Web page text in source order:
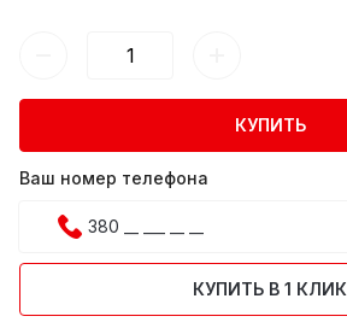
КУПИТЬ
Ваш номер телефона
КУПИТЬ В 1 КЛИК